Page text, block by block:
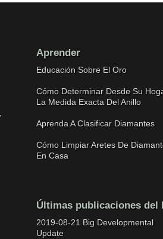
Aprender
Educación Sobre El Oro
Cómo Determinar Desde Su
La Medida Exacta Del Anillo
Aprenda A Clasificar Diamantes
Cómo Limpiar Aretes De
En Casa
Últimas publicaciones del
2019-08-21 Big Developmental
Update